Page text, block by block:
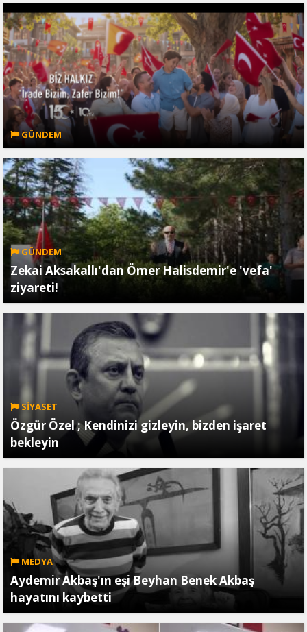
GÜNDEM
GÜNDEM
Zekai Aksakallı'dan Ömer Halisdemir'e 'vefa'
ziyareti!
SİYASET
Özgür Özel ; Kendinizi gizleyin, bizden işaret
bekleyin
MEDYA
Aydemir Akbaş'ın eşi Beyhan Benek Akbaş
hayatını kaybetti